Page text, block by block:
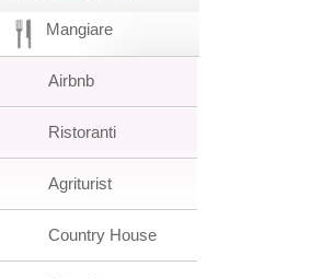
Mangiare
Airbnb
Ristoranti
Agriturist
Country House